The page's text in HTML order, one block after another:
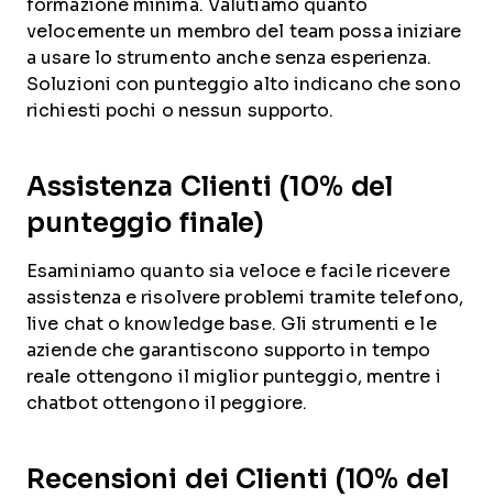
formazione minima. Valutiamo quanto
velocemente un membro del team possa iniziare
a usare lo strumento anche senza esperienza.
Soluzioni con punteggio alto indicano che sono
richiesti pochi o nessun supporto.
Assistenza Clienti (10% del
punteggio finale)
Esaminiamo quanto sia veloce e facile ricevere
assistenza e risolvere problemi tramite telefono,
live chat o knowledge base. Gli strumenti e le
aziende che garantiscono supporto in tempo
reale ottengono il miglior punteggio, mentre i
chatbot ottengono il peggiore.
Recensioni dei Clienti (10% del